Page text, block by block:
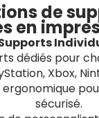
de
en
dédiés pour
Xbox,
sécurisé.